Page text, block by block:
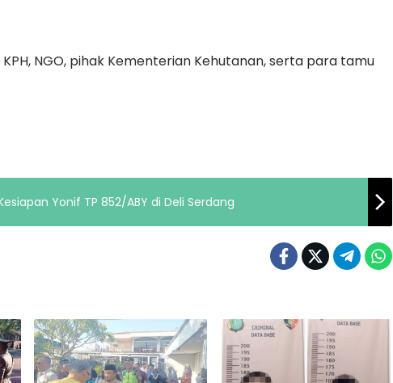
NGO, pihak Kementerian Kehutanan, serta para tamu
Yonif TP 852/ABY di Deli Serdang